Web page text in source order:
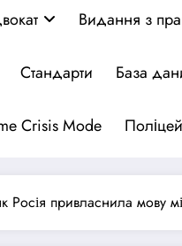
Видання з
Стандарти База
Crisis Mode
Росія привласнила мову